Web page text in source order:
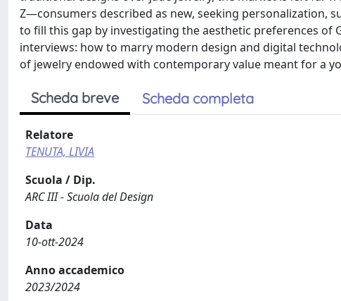
Z—consumers described as new, seeking personalization,
to fill this gap by investigating the aesthetic preferences
interviews: how to marry modern design and digital
of jewelry endowed with contemporary value meant for a
Scheda breve Scheda completa
Relatore
TENUTA, LIVIA
Scuola / Dip.
ARC III - Scuola del Design
Data
10-ott-2024
Anno accademico
2023/2024